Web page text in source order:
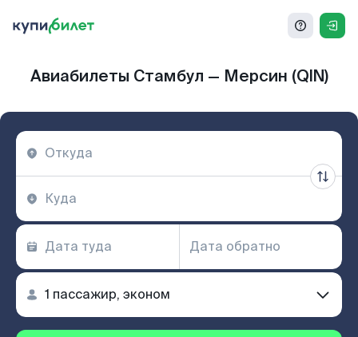
Авиабилеты Стамбул — Мерсин (QIN)